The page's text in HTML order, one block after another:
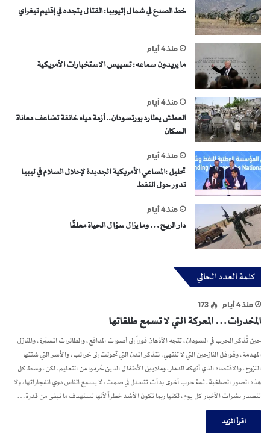
خط الصدع في شمال إثيوبيا: القتال يتجدد في إقليم تيغراي
منذ 4 أيام
ما يريدون سماعه: تسييس الاستخبارات الأمريكية
منذ 4 أيام
العطش يطارد بورتسودان.. أزمة مياه خانقة تضاعف معاناة
السكان
منذ 4 أيام
تحليل :المساعي الأمريكية الجديدة لإحلال السلام في ليبيا
تدور حول النفط
منذ 4 أيام
دار الريح… وما يزال سؤال الحياة معلقًا
كلمة العدد الحالي
منذ 4 أيام 173
المخدرات… المعركة التي لا تسمع طلقاتها
حين تُذكر الحرب في السودان، تتجه الأذهان فوراً إلى أصوات المدافع، والطائرات المسيّرة، والمنازل
المهدمة، وقوافل النازحين التي لا تنتهي. نتذكر المدن التي تحولت إلى خرائب، والأسر التي شتتها
النزوح، والاقتصاد الذي أنهكه الدمار، وملايين الأطفال الذين حُرموا من التعليم. لكن، وسط كل
هذه الصور الصاخبة، ثمة حرب أخرى بدأت تتسلل في صمت، لا يسمع الناس دوي انفجاراتها، ولا
تتصدر نشرات الأخبار كل يوم، لكنها ربما تكون الأشد خطراً لأنها تستهدف ما تبقى من قدرة…
اقرأ المزيد